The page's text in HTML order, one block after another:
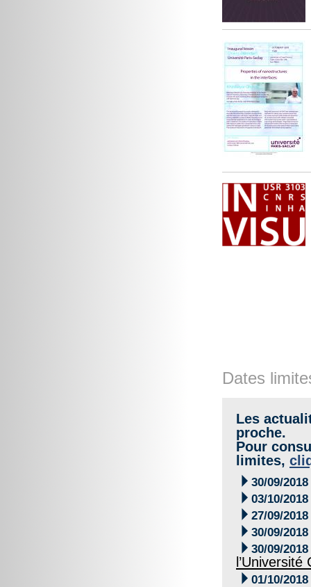
Dates
Les
proche.
Pour
limites,
 30/09/2018
 03/10/2018
 27/09/2018
 30/09/2018
 30/09/2018
l’Université
 01/10/2018